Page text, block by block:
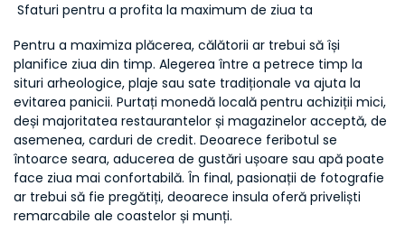
Sfaturi pentru a profita la maximum de ziua ta
Pentru a maximiza plăcerea, călătorii ar trebui să își
planifice ziua din timp. Alegerea între a petrece timp la
situri arheologice, plaje sau sate tradiționale va ajuta la
evitarea panicii. Purtați monedă locală pentru achiziții mici,
deși majoritatea restaurantelor și magazinelor acceptă, de
asemenea, carduri de credit. Deoarece feribotul se
întoarce seara, aducerea de gustări ușoare sau apă poate
face ziua mai confortabilă. În final, pasionații de fotografie
ar trebui să fie pregătiți, deoarece insula oferă priveliști
remarcabile ale coastelor și munți.